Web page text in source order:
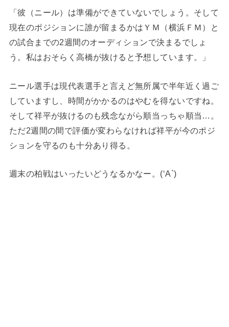
「彼（ニール）は準備ができていないでしょう。そして
現在のポジションに誰が留まるかはＹＭ（横浜ＦＭ）と
の試合までの2週間のオーディションで決まるでしょ
う。私はおそらく高橋が抜けると予想しています。」
ニール選手は現代表選手と言えど無所属で半年近く過ご
していますし、時間がかかるのはやむを得ないですね。
そして祥平が抜けるのも残念ながら順当っちゃ順当…。
ただ2週間の間で評価が変わらなければ祥平が今のポジ
ションを守るのも十分あり得る。
週末の柏戦はいったいどうなるかなー。(‘A`)